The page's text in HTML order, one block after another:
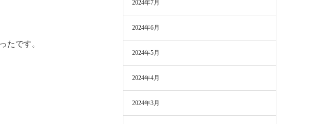
たです。
2024年7月
2024年6月
2024年5月
2024年4月
2024年3月